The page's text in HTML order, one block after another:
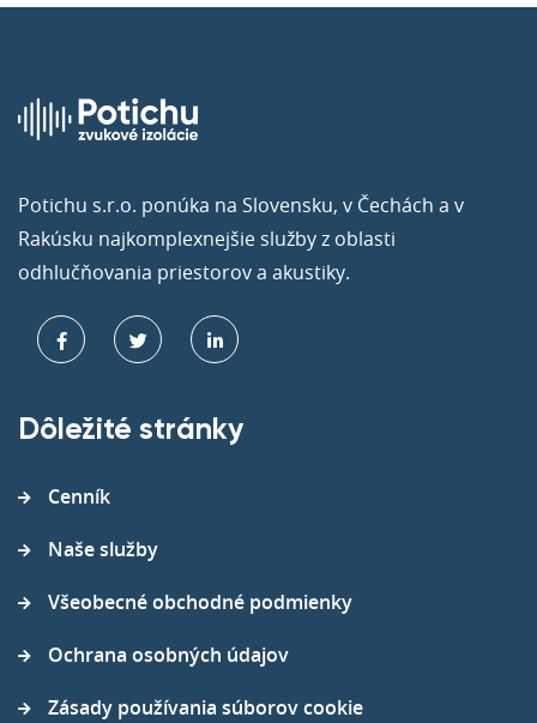
Potichu s.r.o. ponúka na Slovensku, v Čechách a v
Rakúsku najkomplexnejšie služby z oblasti
odhlučňovania priestorov a akustiky.
Dôležité stránky
Cenník
Naše služby
Všeobecné obchodné podmienky
Ochrana osobných údajov
Zásady používania súborov cookie